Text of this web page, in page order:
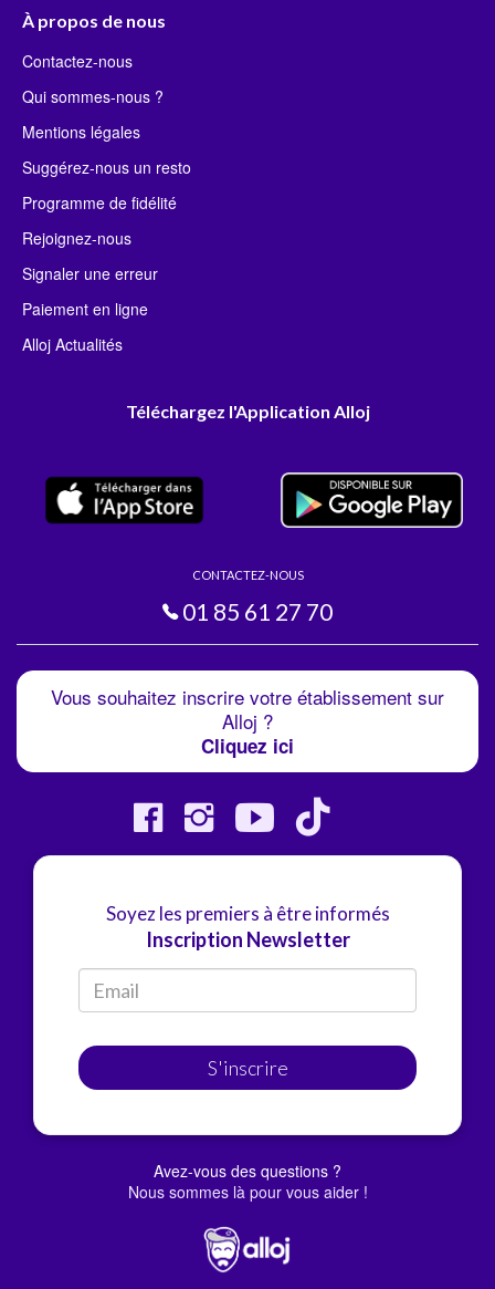
À propos de nous
Contactez-nous
Qui sommes-nous ?
Mentions légales
Suggérez-nous un resto
Programme de fidélité
Rejoignez-nous
Signaler une erreur
Paiement en ligne
Alloj Actualités
Téléchargez l'Application Alloj
CONTACTEZ-NOUS
01 85 61 27 70
Vous souhaitez inscrire votre établissement sur
Alloj ?
Cliquez ici
Soyez les premiers à être informés
Inscription Newsletter
S'inscrire
Avez-vous des questions ?
Nous sommes là pour vous aider !